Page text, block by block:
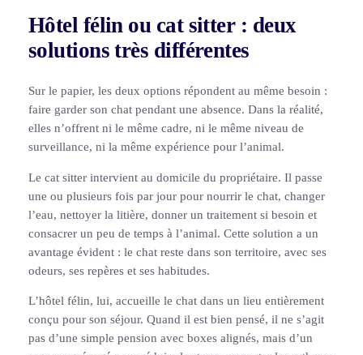
Hôtel félin ou cat sitter : deux
solutions très différentes
Sur le papier, les deux options répondent au même besoin :
faire garder son chat pendant une absence. Dans la réalité,
elles n’offrent ni le même cadre, ni le même niveau de
surveillance, ni la même expérience pour l’animal.
Le cat sitter intervient au domicile du propriétaire. Il passe
une ou plusieurs fois par jour pour nourrir le chat, changer
l’eau, nettoyer la litière, donner un traitement si besoin et
consacrer un peu de temps à l’animal. Cette solution a un
avantage évident : le chat reste dans son territoire, avec ses
odeurs, ses repères et ses habitudes.
L’hôtel félin, lui, accueille le chat dans un lieu entièrement
conçu pour son séjour. Quand il est bien pensé, il ne s’agit
pas d’une simple pension avec boxes alignés, mais d’un